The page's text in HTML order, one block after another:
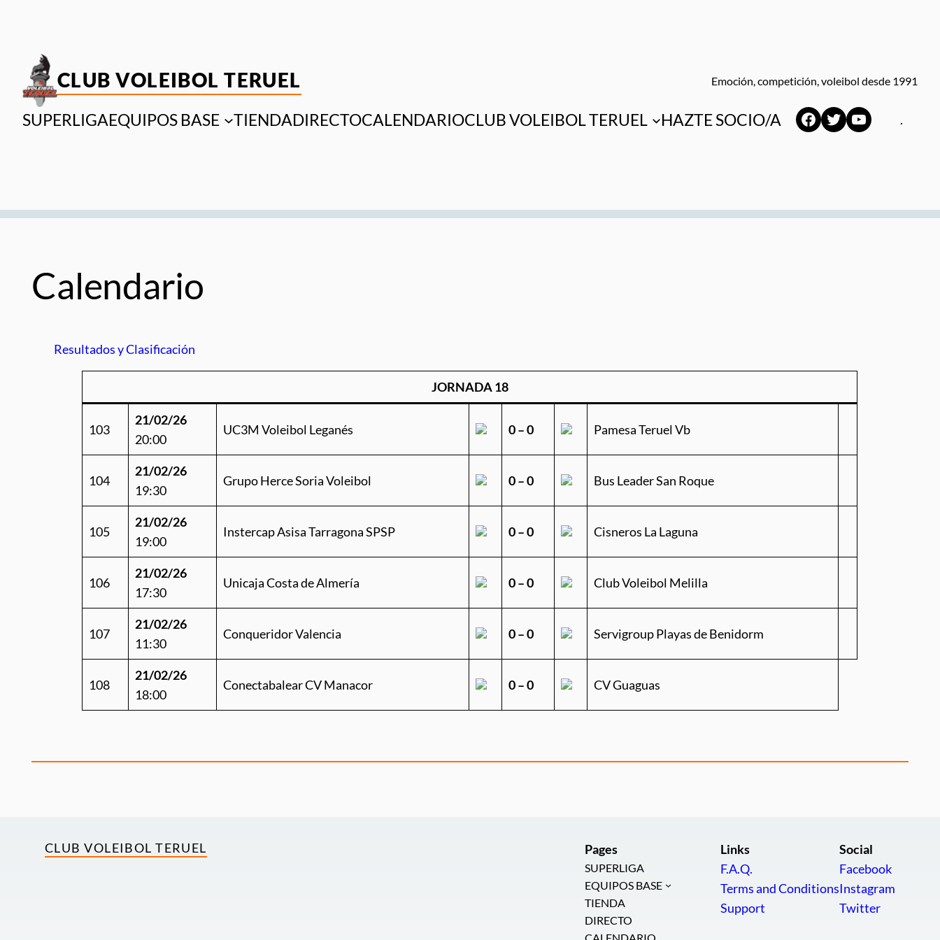
CLUB VOLEIBOL TERUEL Emoción, competición, voleibol desde 1991
SUPERLIGAEQUIPOS BASE TIENDADIRECTOCALENDARIOCLUB VOLEIBOL TERUEL HAZTE SOCIO/A Facebook
TwitterYouTube.
Calendario
Resultados y Clasificación
JORNADA 18
103
21/02/26
20:00
UC3M Voleibol Leganés 0 – 0 Pamesa Teruel Vb
104
21/02/26
19:30
Grupo Herce Soria Voleibol 0 – 0 Bus Leader San Roque
105
21/02/26
19:00
Instercap Asisa Tarragona SPSP 0 – 0 Cisneros La Laguna
106
21/02/26
17:30
Unicaja Costa de Almería 0 – 0 Club Voleibol Melilla
107
21/02/26
11:30
Conqueridor Valencia 0 – 0 Servigroup Playas de Benidorm
108
21/02/26
18:00
Conectabalear CV Manacor 0 – 0 CV Guaguas
CLUB VOLEIBOL TERUEL Pages
SUPERLIGA
EQUIPOS BASE
TIENDA
DIRECTO
Links
F.A.Q.
Terms and Conditions
Support
Social
Facebook
Instagram
Twitter